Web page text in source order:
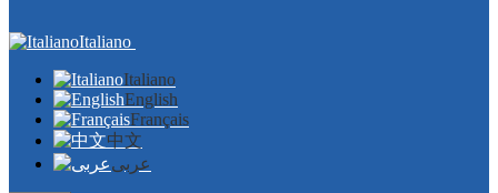
Italiano
Italiano
English
Français
中文
عربى